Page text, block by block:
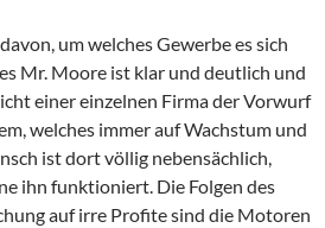
um welches Gewerbe es sich
Mr. Moore ist klar und deutlich und
einer einzelnen Firma der Vorwurf
welches immer auf Wachstum und
ist dort völlig nebensächlich,
ihn funktioniert. Die Folgen des
auf irre Profite sind die Motoren